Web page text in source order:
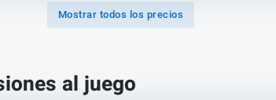
Mostrar todos los precios
al juego